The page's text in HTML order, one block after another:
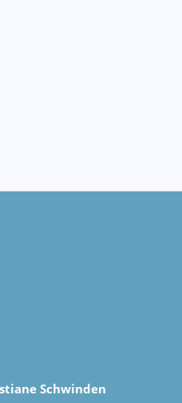
Schwinden